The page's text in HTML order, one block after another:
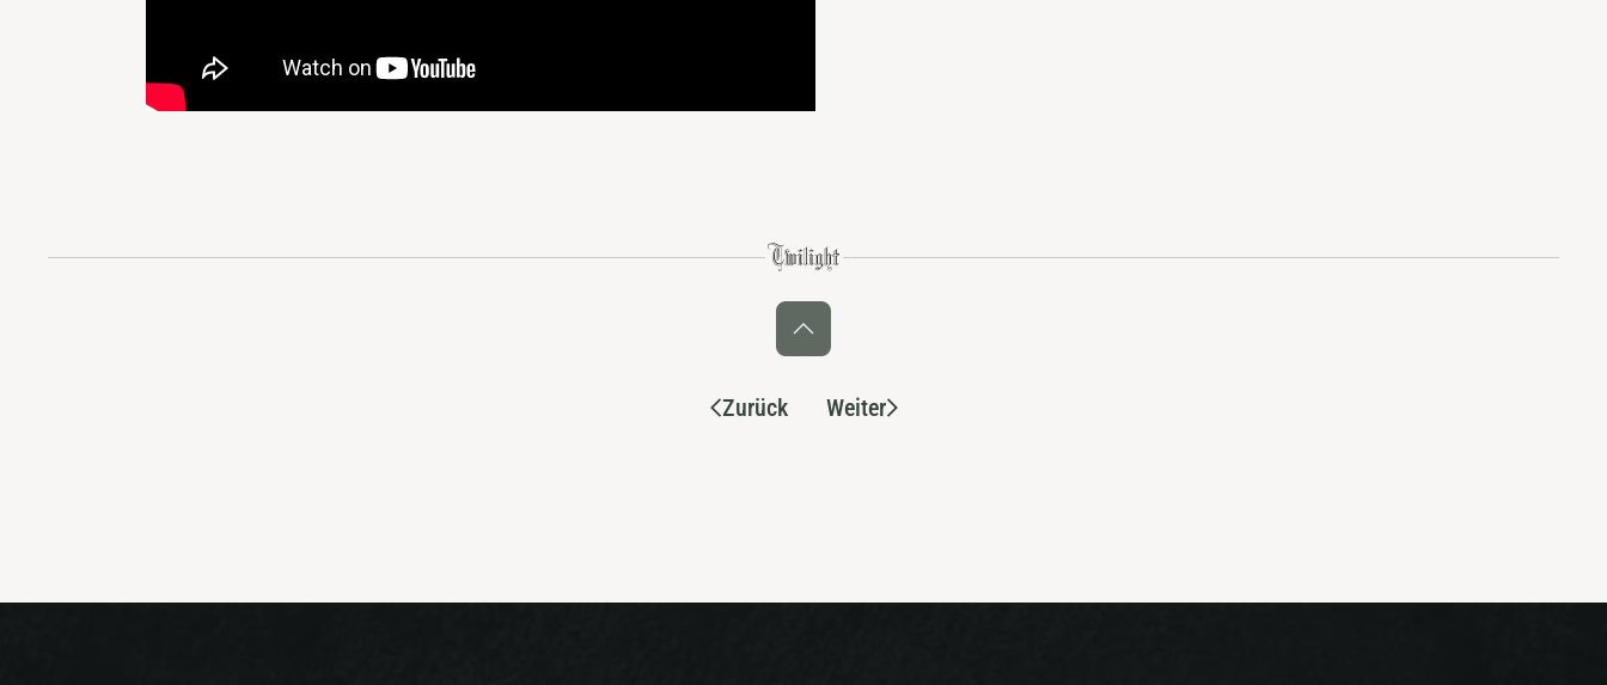
Zurück Weiter